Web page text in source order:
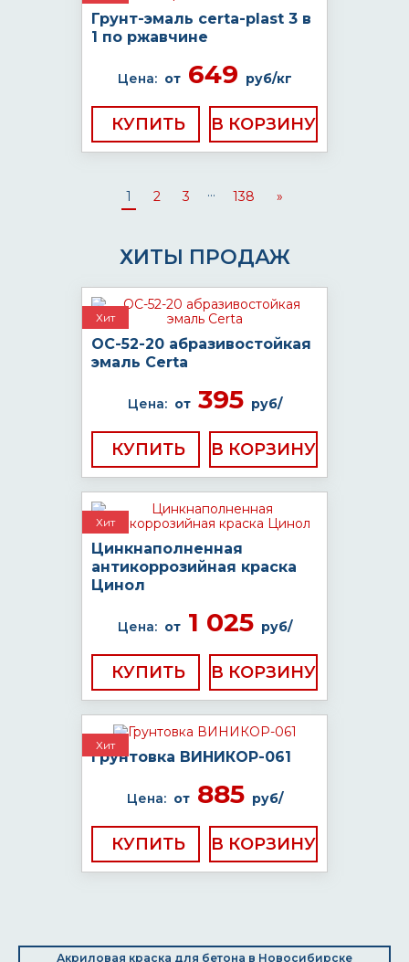
Грунт-эмаль certa-plast 3 в
1 по ржавчине
Цена: от649 руб/кг
КУПИТЬ
1 2 3 ... 138 »
ХИТЫ ПРОДАЖ
Хит
ОС-52-20 абразивостойкая
эмаль Certa
Цена: от395 руб/
КУПИТЬ
Хит
Цинкнаполненная
антикоррозийная краска
Цинол
Цена: от1 025 руб/
КУПИТЬ
Хит
Грунтовка ВИНИКОР-061
Цена: от885 руб/
КУПИТЬ
Акриловая краска для бетона в Новосибирске